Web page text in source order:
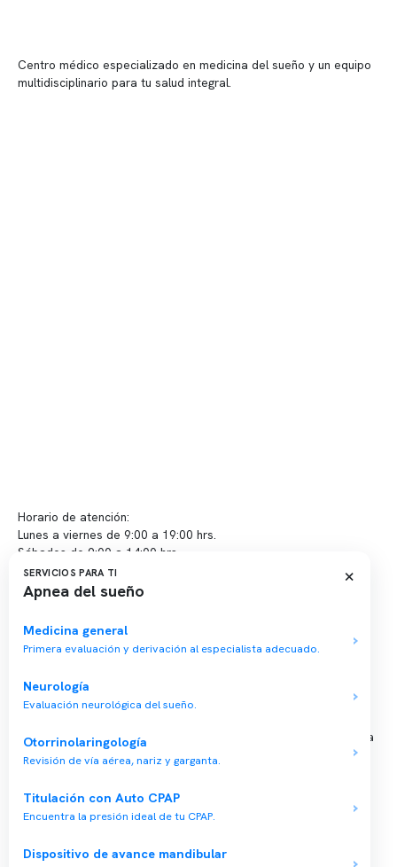
Centro médico especializado en medicina del sueño y un equipo
multidisciplinario para tu salud integral.
Horario de atención:
Lunes a viernes de 9:00 a 19:00 hrs.
Sábados de 9:00 a 14:00 hrs.
Sucursales
📍 Vitacura: Av. Kennedy 5488, Patio Inglés, piso -1, local 003
📍 Providencia: Av. Andrés Bello 2337, local 2
Reserva tu hora
Agenda tu consulta médica o examen del sueño de forma rápida
y segura.
Valor consulta médica
SERVICIOS PARA TI
Apnea del sueño
×
Medicina general
Primera evaluación y derivación al especialista adecuado.
Neurología
Evaluación neurológica del sueño.
Otorrinolaringología
Revisión de vía aérea, nariz y garganta.
Titulación con Auto CPAP
Encuentra la presión ideal de tu CPAP.
Dispositivo de avance mandibular